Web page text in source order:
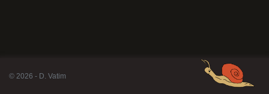
© 2026 - D. Vatim